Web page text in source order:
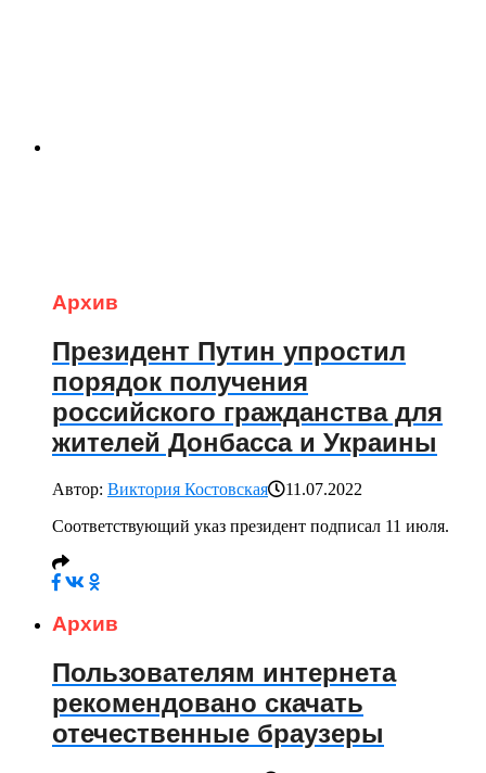
Архив
Президент Путин упростил
порядок получения
российского гражданства для
жителей Донбасса и Украины
Автор: Виктория Костовская
11.07.2022
Соответствующий указ президент подписал 11 июля.
Архив
Пользователям интернета
рекомендовано скачать
отечественные браузеры